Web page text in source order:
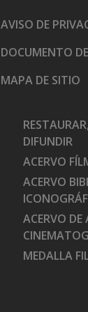
AVISO DE
DOCUMENTO
MAPA DE SITIO
DIFUNDIR
ACERVO
ACERVO
ACERVO
MEDALLA